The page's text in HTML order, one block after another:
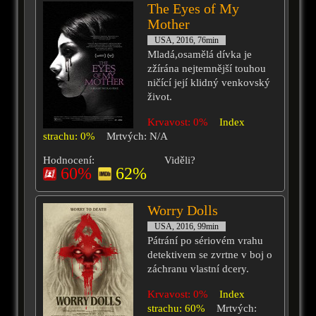
The Eyes of My
Mother
USA, 2016, 76min
Mladá,osamělá dívka je
zžírána nejtemnější touhou
ničící její klidný venkovský
život.
Krvavost: 0%
Index
strachu: 0%
Mrtvých: N/A
Hodnocení:
60% 62%
Viděli?
Worry Dolls
USA, 2016, 99min
Pátrání po sériovém vrahu
detektivem se zvrtne v boj o
záchranu vlastní dcery.
Krvavost: 0%
Index
strachu: 60%
Mrtvých: